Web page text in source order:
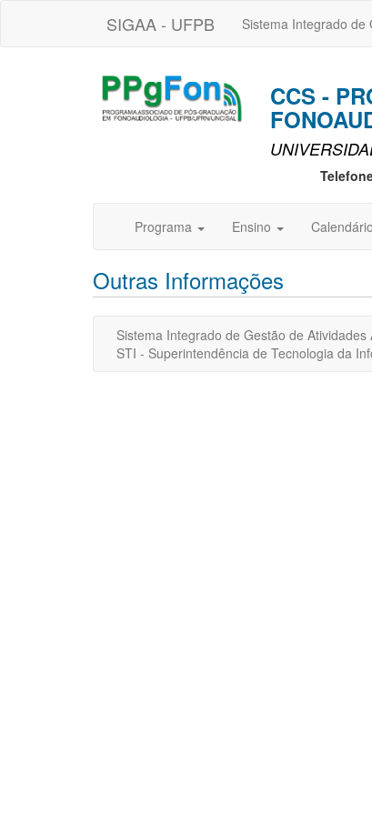
SIGAA - UFPB Sistema Integrado de
CCS -
Programa Ensino Calendário
Outras Informações
Sistema Integrado de Gestão de Atividades
STI - Superintendência de Tecnologia da